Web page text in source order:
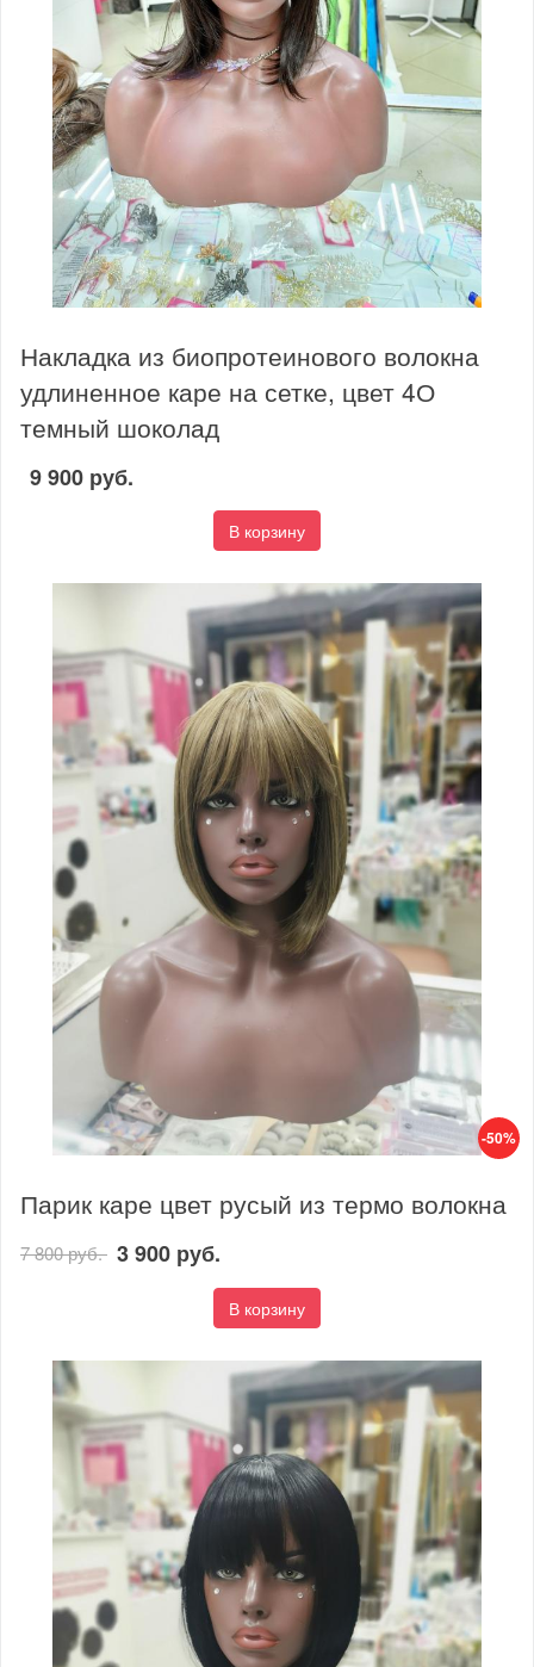
Накладка из биопротеинового волокна
удлиненное каре на сетке, цвет 4О
темный шоколад
9 900 руб.
В корзину
-50%
Парик каре цвет русый из термо волокна
7 800 руб. 3 900 руб.
В корзину